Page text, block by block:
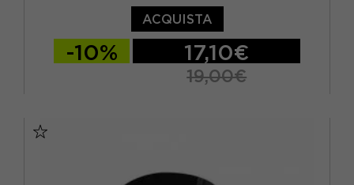
ACQUISTA
-10% 17,10€
19,00€